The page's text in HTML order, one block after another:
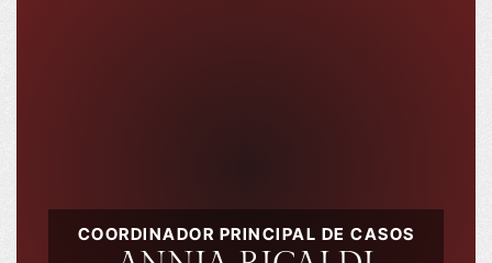
COORDINADOR PRINCIPAL DE CASOS